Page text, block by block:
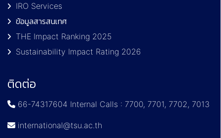
IRO Services
ข้อมูลสารสนเทศ
THE Impact Ranking 2025
Sustainability Impact Rating 2026
ติดต่อ
66-74317604 Internal Calls : 7700, 7701, 7702, 7013
international@tsu.ac.th